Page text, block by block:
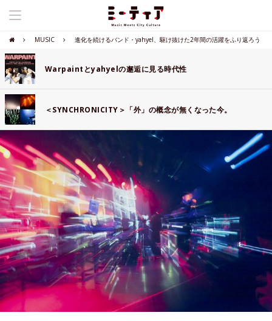
MUSIC 進化を続けるバンド・yahyel、駆け抜けた2年間の活躍をふり返ろう
Warpaintとyahyelの邂逅に見る時代性
＜SYNCHRONICITY＞「外」の概念が無くなった今。